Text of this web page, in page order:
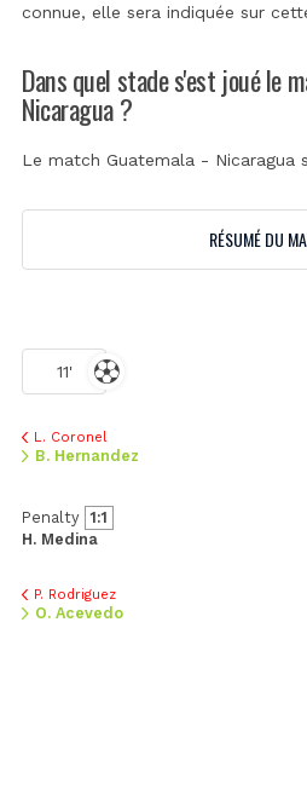
connue, elle sera indiquée sur
Dans quel stade s'est joué le
Nicaragua ?
Le match Guatemala - Nicaragua
RÉSUMÉ DU
11'
L. Coronel
B. Hernandez
Penalty 1:1
H. Medina
P. Rodriguez
O. Acevedo